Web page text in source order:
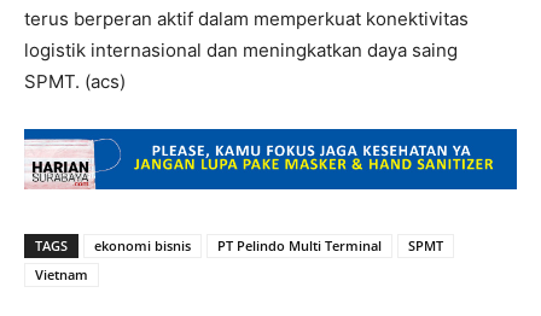
terus berperan aktif dalam memperkuat konektivitas
logistik internasional dan meningkatkan daya saing
SPMT. (acs)
TAGS ekonomi bisnis PT Pelindo Multi Terminal
SPMT
Vietnam